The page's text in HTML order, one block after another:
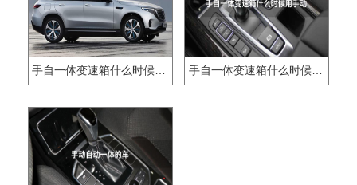
手自一体变速箱什么时候用手动